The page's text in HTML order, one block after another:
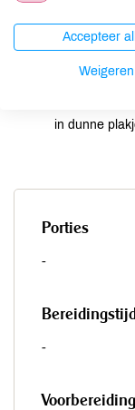
oprollen.
in dunne
Porties
-
-
Accepteer
Weigeren